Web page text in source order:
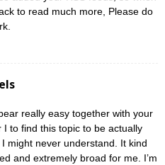
to read much more, Please do
really easy together with your
I to find this topic to be actually
might never understand. It kind
and extremely broad for me. I’m